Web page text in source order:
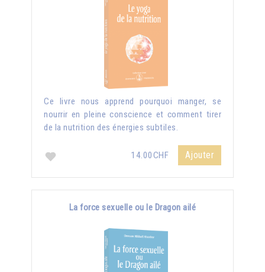
Ce livre nous apprend pourquoi manger, se
nourrir en pleine conscience et comment tirer
de la nutrition des énergies subtiles.
14.00CHF Ajouter
La force sexuelle ou le Dragon ailé